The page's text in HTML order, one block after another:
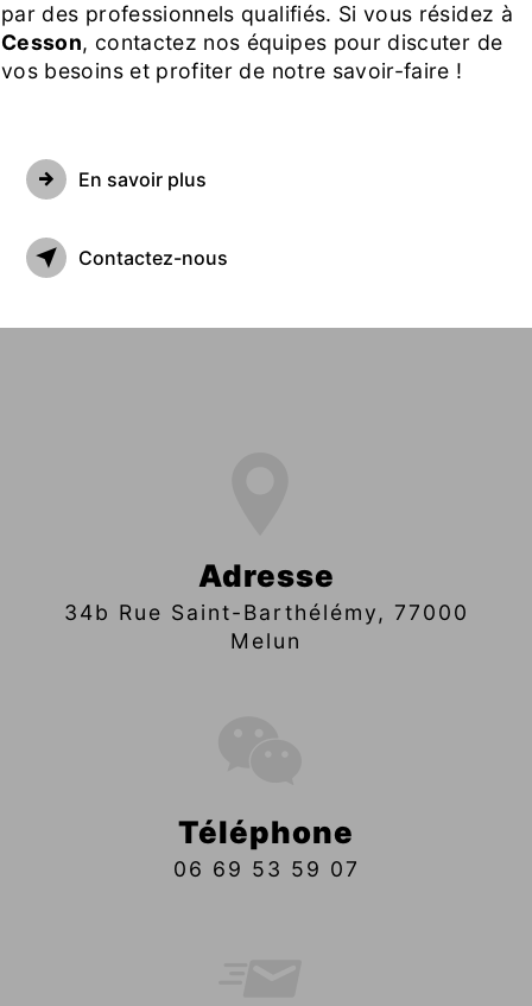
par des professionnels qualifiés. Si vous résidez à
Cesson, contactez nos équipes pour discuter de
vos besoins et profiter de notre savoir-faire !
En savoir plus
Contactez-nous
Adresse
34b Rue Saint-Barthélémy, 77000
Melun
Téléphone
06 69 53 59 07